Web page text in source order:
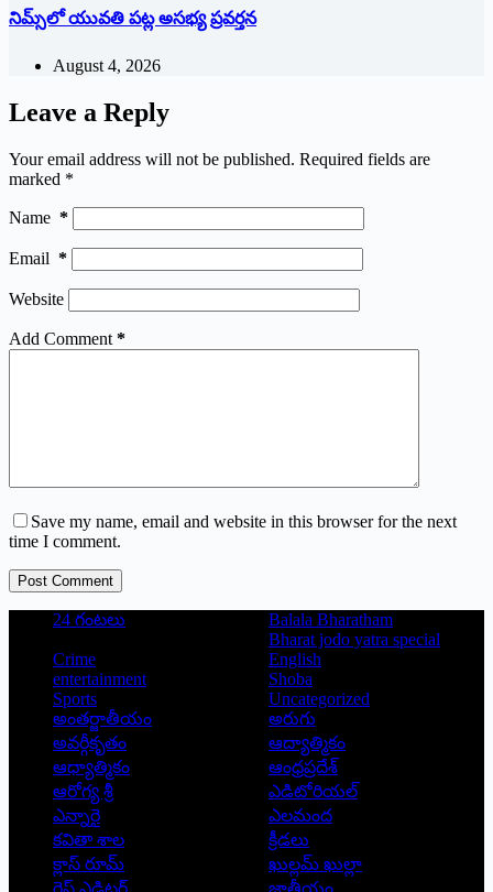
నిమ్స్‌లో యువతి పట్ల అసభ్య ప్రవర్తన
August 4, 2026
Leave a Reply
Your email address will not be published. Required fields are
marked *
Name *
Email *
Website
Add Comment *
Save my name, email and website in this browser for the next
time I comment.
Post Comment
24 గంటలు
Balala Bharatham
Bharat jodo yatra special
Crime
English
entertainment
Shoba
Sports
Uncategorized
అంతర్జాతీయం
అరుగు
అవర్గీకృతం
ఆద్యాత్మికం
ఆధ్యాత్మికం
ఆంధ్రప్రదేశ్
ఆరోగ్య శ్రీ
ఎడిటోరియల్
ఎన్నారై
ఎలమంద
కవితా శాల
క్రీడలు
క్లాస్ రూమ్
ఖుల్లమ్ ఖుల్లా
గెస్ట్ ఎడిటర్
జాతీయం